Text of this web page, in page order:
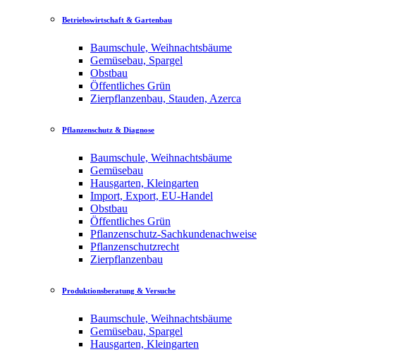
Betriebswirtschaft & Gartenbau
Baumschule, Weihnachtsbäume
Gemüsebau, Spargel
Obstbau
Öffentliches Grün
Zierpflanzenbau, Stauden, Azerca
Pflanzenschutz & Diagnose
Baumschule, Weihnachtsbäume
Gemüsebau
Hausgarten, Kleingarten
Import, Export, EU-Handel
Obstbau
Öffentliches Grün
Pflanzenschutz-Sachkundenachweise
Pflanzenschutzrecht
Zierpflanzenbau
Produktionsberatung & Versuche
Baumschule, Weihnachtsbäume
Gemüsebau, Spargel
Hausgarten, Kleingarten